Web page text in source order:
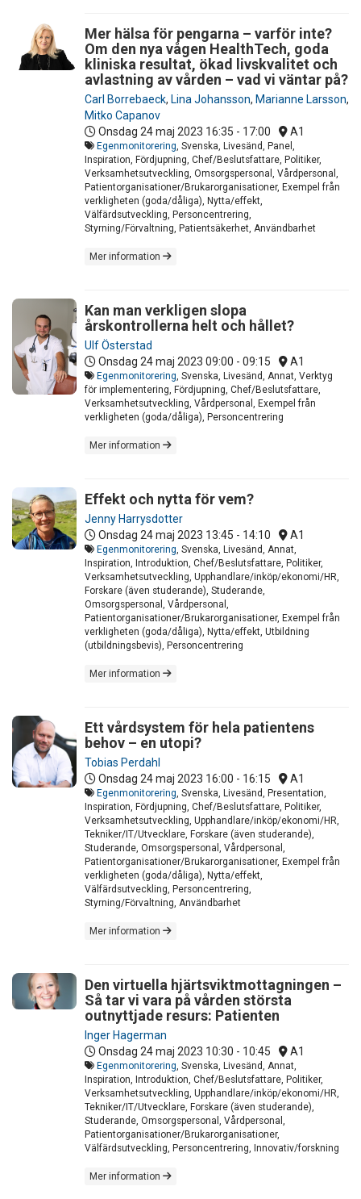
Mer hälsa för pengarna – varför inte?
Om den nya vågen HealthTech, goda
kliniska resultat, ökad livskvalitet och
avlastning av vården – vad vi väntar på?
Carl Borrebaeck, Lina Johansson, Marianne Larsson,
Mitko Capanov
Onsdag 24 maj 2023 16:35 - 17:00 A1
Egenmonitorering , Svenska, Livesänd, Panel,
Inspiration, Fördjupning, Chef/Beslutsfattare, Politiker,
Verksamhetsutveckling, Omsorgspersonal, Vårdpersonal,
Patientorganisationer/Brukarorganisationer, Exempel från
verkligheten (goda/dåliga), Nytta/effekt,
Välfärdsutveckling, Personcentrering,
Styrning/Förvaltning, Patientsäkerhet, Användbarhet
Mer information
Kan man verkligen slopa
årskontrollerna helt och hållet?
Ulf Österstad
Onsdag 24 maj 2023 09:00 - 09:15 A1
Egenmonitorering , Svenska, Livesänd, Annat, Verktyg
för implementering, Fördjupning, Chef/Beslutsfattare,
Verksamhetsutveckling, Vårdpersonal, Exempel från
verkligheten (goda/dåliga), Personcentrering
Mer information
Effekt och nytta för vem?
Jenny Harrysdotter
Onsdag 24 maj 2023 13:45 - 14:10 A1
Egenmonitorering , Svenska, Livesänd, Annat,
Inspiration, Introduktion, Chef/Beslutsfattare, Politiker,
Verksamhetsutveckling, Upphandlare/inköp/ekonomi/HR,
Forskare (även studerande), Studerande,
Omsorgspersonal, Vårdpersonal,
Patientorganisationer/Brukarorganisationer, Exempel från
verkligheten (goda/dåliga), Nytta/effekt, Utbildning
(utbildningsbevis), Personcentrering
Mer information
Ett vårdsystem för hela patientens
behov – en utopi?
Tobias Perdahl
Onsdag 24 maj 2023 16:00 - 16:15 A1
Egenmonitorering , Svenska, Livesänd, Presentation,
Inspiration, Fördjupning, Chef/Beslutsfattare, Politiker,
Verksamhetsutveckling, Upphandlare/inköp/ekonomi/HR,
Tekniker/IT/Utvecklare, Forskare (även studerande),
Studerande, Omsorgspersonal, Vårdpersonal,
Patientorganisationer/Brukarorganisationer, Exempel från
verkligheten (goda/dåliga), Nytta/effekt,
Välfärdsutveckling, Personcentrering,
Styrning/Förvaltning, Användbarhet
Mer information
Den virtuella hjärtsviktmottagningen –
Så tar vi vara på vården största
outnyttjade resurs: Patienten
Inger Hagerman
Onsdag 24 maj 2023 10:30 - 10:45 A1
Egenmonitorering , Svenska, Livesänd, Annat,
Inspiration, Introduktion, Chef/Beslutsfattare, Politiker,
Verksamhetsutveckling, Upphandlare/inköp/ekonomi/HR,
Tekniker/IT/Utvecklare, Forskare (även studerande),
Studerande, Omsorgspersonal, Vårdpersonal,
Patientorganisationer/Brukarorganisationer,
Välfärdsutveckling, Personcentrering, Innovativ/forskning
Mer information